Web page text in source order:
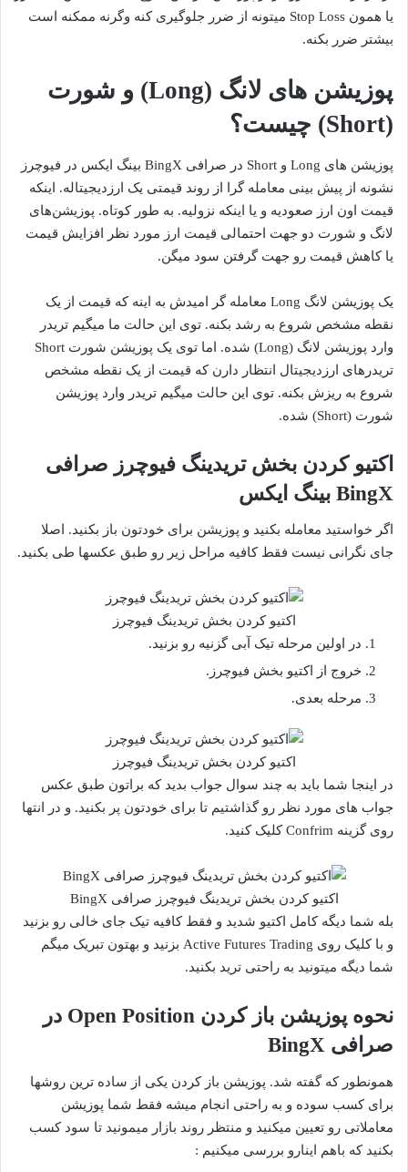
یا همون Stop Loss میتونه از ضرر جلوگیری کنه وگرنه ممکنه است
بیشتر ضرر بکنه.
پوزیشن های لانگ (Long) و شورت
(Short) چیست؟
پوزیشن های Long و Short در صرافی BingX بینگ ایکس در فیوچرز
نشونه از پیش‌ بینی معامله‌ گرا از روند قیمتی یک ارزدیجیتاله. اینکه
قیمت اون ارز صعودیه و یا اینکه نزولیه. به طور کوتاه. پوزیشن‌های
لانگ و شورت دو جهت احتمالی قیمت ارز مورد نظر افزایش قیمت
یا کاهش قیمت رو جهت گرفتن سود میگن.
یک پوزیشن لانگ Long معامله‌ گر امیدش به اینه که قیمت از یک
نقطه مشخص شروع به رشد بکنه. توی این حالت ما میگیم تریدر
وارد پوزیشن لانگ (Long) شده. اما توی یک پوزیشن شورت Short
تریدرهای ارزدیجیتال انتظار دارن که قیمت از یک نقطه مشخص
شروع به ریزش بکنه. توی این حالت میگیم تریدر وارد پوزیشن
شورت (Short) شده.
اکتیو کردن بخش تریدینگ فیوچرز صرافی
BingX بینگ ایکس
اگر خواستید معامله بکنید و پوزیشن برای خودتون باز بکنید. اصلا
جای نگرانی نیست فقط کافیه مراحل زیر رو طبق عکسها طی بکنید.
اکتیو کردن بخش تریدینگ فیوچرز
در اولین مرحله تیک آبی گزنیه رو بزنید.
خروج از اکتیو بخش فیوچرز.
مرحله بعدی.
اکتیو کردن بخش تریدینگ فیوچرز
در اینجا شما باید به چند سوال جواب بدید که براتون طبق عکس
جواب های مورد نظر رو گذاشتیم تا برای خودتون پر بکنید. و در انتها
روی گزینه Confrim کلیک کنید.
اکتیو کردن بخش تریدینگ فیوچرز صرافی BingX
بله شما دیگه کامل اکتیو شدید و فقط کافیه تیک جای خالی رو بزنید
و با کلیک روی Active Futures Trading بزنید و بهتون تبریک میگم
شما دیگه میتونید به راحتی ترید بکنید.
نحوه پوزیشن باز کردن Open Position در
صرافی BingX
همونطور که گفته شد. پوزیشن باز کردن یکی از ساده ترین روشها
برای کسب سوده و به راحتی انجام میشه فقط شما پوزیشن
معاملاتی رو تعیین میکنید و منتظر روند بازار میمونید تا سود کسب
بکنید که باهم اینارو بررسی میکنیم :